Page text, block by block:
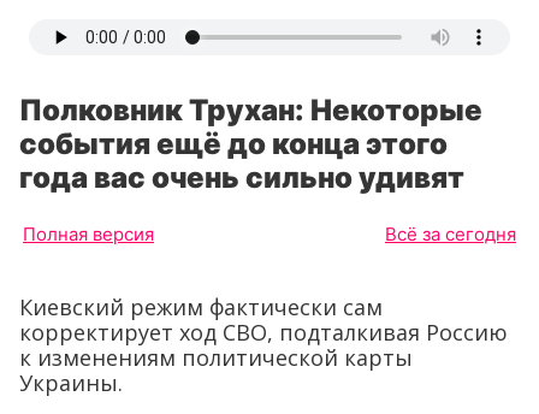
Полковник Трухан: Некоторые
события ещё до конца этого
года вас очень сильно удивят
Полная версия Всё за сегодня
Киевский режим фактически сам
корректирует ход СВО, подталкивая Россию
к изменениям политической карты
Украины.